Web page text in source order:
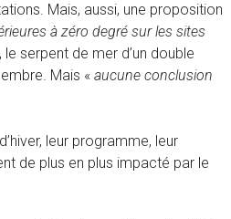
Mais, aussi, une proposition
à zéro degré sur les sites
le serpent de mer d’un double
Mais « aucune conclusion
leur programme, leur
de plus en plus impacté par le